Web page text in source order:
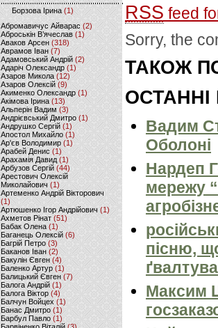
Борзова Ірина(1)
Абромавичус Айварас (2)
Аброськін В’ячеслав(1)
Аваков Арсен (318)
Аврамов Іван (7)
Адамовський Андрій(2)
Адаріч Олександр (1)
Азаров Микола (12)
Азаров Олексій (9)
Акименко Олександр(1)
Акімова Ірина(13)
Альперін Вадим (3)
Андрієвський Дмитро(1)
Андрушко Сергій(1)
Апостол Михайло(1)
Ар'єв Володимир (1)
Арабей Денис(1)
Арахамія Давид (1)
Арбузов Сергій (44)
Арестович Олексій
Миколайович(1)
Артеменко Андрій Вікторович
(1)
Артюшенко Ігор Андрійович(1)
Ахметов Рінат(51)
Бабак Олена(1)
Баганець Олексій(6)
Багрій Петро (3)
Баканов Іван(2)
Бакулін Євген (4)
Баленко Артур(1)
Балицький Євген(7)
Балога Андрій (1)
Балога Віктор (4)
Балчун Войцех (1)
Банас Дмитро (1)
Барбул Павло(1)
RSS feed
Sorry, the
ТАКОЖ
ОСТАННІ
Вадим
Оболоні
Нардеп
мережу
пісню,
Максим